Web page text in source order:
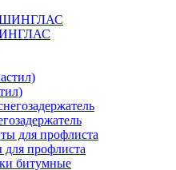
профлиста